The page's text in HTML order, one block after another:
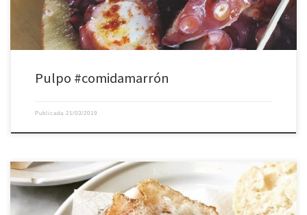
Pulpo #comidamarrón
Publicada 21/03/2019